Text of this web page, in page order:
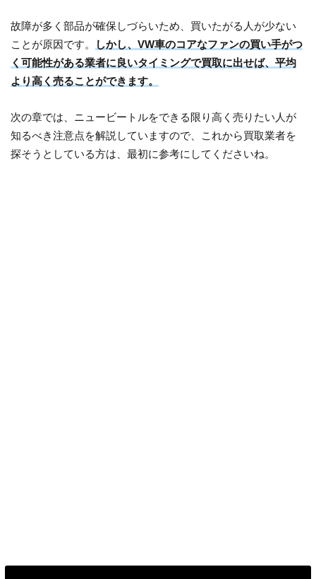
故障が多く部品が確保しづらいため、買いたがる人が少ない
ことが原因です。
しかし、VW車のコアなファンの買い手がつ
く可能性がある業者に良いタイミングで買取に出せば、平均
より高く売ることができます。
次の章では、ニュービートルをできる限り高く売りたい人が
知るべき注意点を解説していますので、これから買取業者を
探そうとしている方は、最初に参考にしてくださいね。